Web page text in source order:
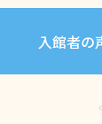
入館者の